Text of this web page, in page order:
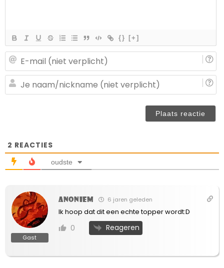
{} [+]
2 REACTIES
oudste
Gast
Anoniem 6 jaren geleden
Ik hoop dat dit een echte topper wordt:D
0 Reageren